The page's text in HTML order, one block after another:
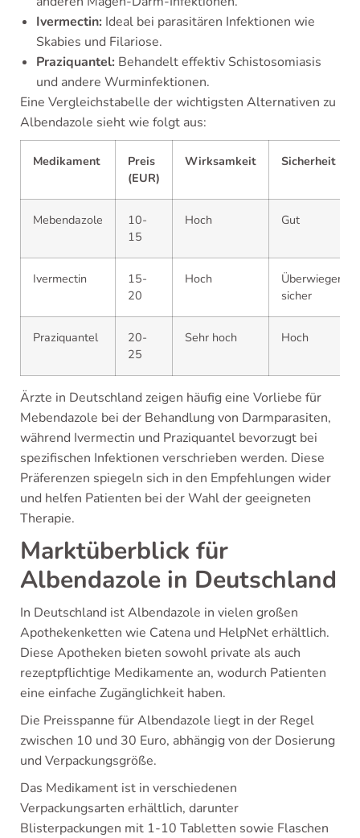
Ivermectin: Ideal bei parasitären Infektionen wie
Skabies und Filariose.
Praziquantel: Behandelt effektiv Schistosomiasis
und andere Wurminfektionen.
Eine Vergleichstabelle der wichtigsten Alternativen zu
Albendazole sieht wie folgt aus:
Medikament
Preis
(EUR)
Wirksamkeit Sicherheit
Mebendazole
10-
15
Hoch Gut
Ivermectin
15-
20
Hoch
Überwiegend
sicher
Praziquantel
20-
25
Sehr hoch Hoch
Ärzte in Deutschland zeigen häufig eine Vorliebe für
Mebendazole bei der Behandlung von Darmparasiten,
während Ivermectin und Praziquantel bevorzugt bei
spezifischen Infektionen verschrieben werden. Diese
Präferenzen spiegeln sich in den Empfehlungen wider
und helfen Patienten bei der Wahl der geeigneten
Therapie.
Marktüberblick für
Albendazole in Deutschland
In Deutschland ist Albendazole in vielen großen
Apothekenketten wie Catena und HelpNet erhältlich.
Diese Apotheken bieten sowohl private als auch
rezeptpflichtige Medikamente an, wodurch Patienten
eine einfache Zugänglichkeit haben.
Die Preisspanne für Albendazole liegt in der Regel
zwischen 10 und 30 Euro, abhängig von der Dosierung
und Verpackungsgröße.
Das Medikament ist in verschiedenen
Verpackungsarten erhältlich, darunter
Blisterpackungen mit 1-10 Tabletten sowie Flaschen